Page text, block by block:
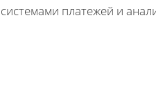
системами платежей и